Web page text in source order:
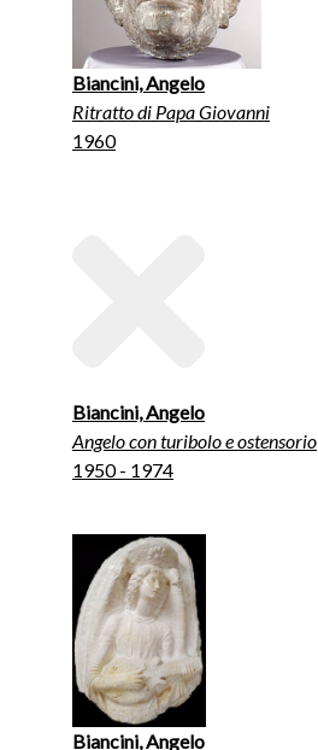
Biancini, Angelo
Ritratto di Papa Giovanni
1960
Biancini, Angelo
Angelo con turibolo e ostensorio
1950 - 1974
Biancini, Angelo